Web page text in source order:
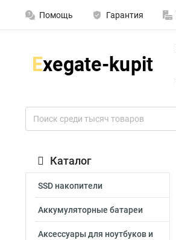
Помощь Гарантия
Каталог
SSD накопители
Аккумуляторные батареи
Аксессуары для ноутбуков и